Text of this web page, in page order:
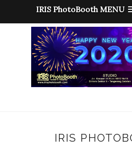
IRIS PhotoBooth MENU
IRIS